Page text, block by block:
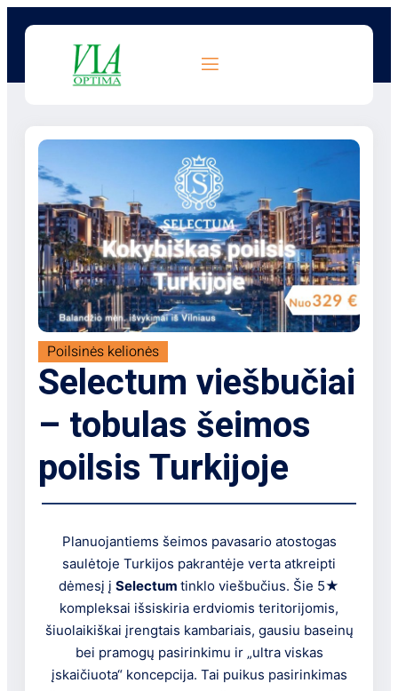
Poilsinės kelionės
Selectum viešbučiai
– tobulas šeimos
poilsis Turkijoje
Planuojantiems šeimos pavasario atostogas
saulėtoje Turkijos pakrantėje verta atkreipti
dėmesį į Selectum tinklo viešbučius. Šie 5★
kompleksai išsiskiria erdviomis teritorijomis,
šiuolaikiškai įrengtais kambariais, gausiu baseinų
bei pramogų pasirinkimu ir „ultra viskas
įskaičiuota“ koncepcija. Tai puikus pasirinkimas